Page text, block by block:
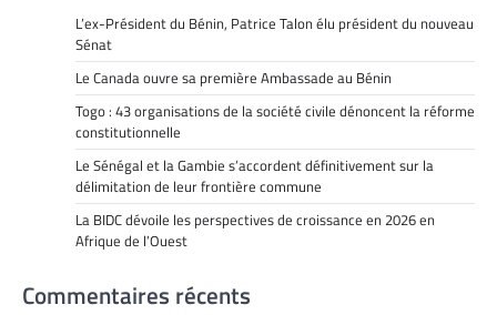
L’ex-Président du Bénin, Patrice Talon élu président du nouveau
Sénat
Le Canada ouvre sa première Ambassade au Bénin
Togo : 43 organisations de la société civile dénoncent la réforme
constitutionnelle
Le Sénégal et la Gambie s’accordent définitivement sur la
délimitation de leur frontière commune
La BIDC dévoile les perspectives de croissance en 2026 en
Afrique de l’Ouest
Commentaires récents